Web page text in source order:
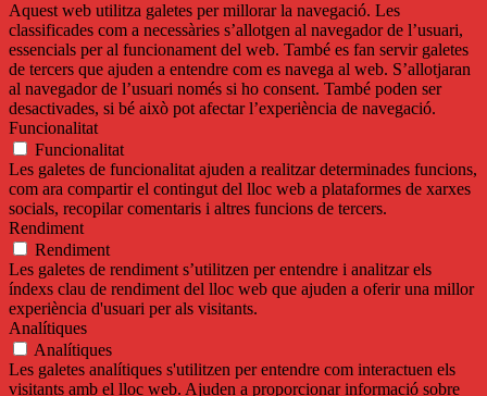
Aquest web utilitza galetes per millorar la navegació. Les
classificades com a necessàries s’allotgen al navegador de l’usuari,
essencials per al funcionament del web. També es fan servir galetes
de tercers que ajuden a entendre com es navega al web. S’allotjaran
al navegador de l’usuari només si ho consent. També poden ser
desactivades, si bé això pot afectar l’experiència de navegació.
Funcionalitat
Funcionalitat
Les galetes de funcionalitat ajuden a realitzar determinades funcions,
com ara compartir el contingut del lloc web a plataformes de xarxes
socials, recopilar comentaris i altres funcions de tercers.
Rendiment
Rendiment
Les galetes de rendiment s’utilitzen per entendre i analitzar els
índexs clau de rendiment del lloc web que ajuden a oferir una millor
experiència d'usuari per als visitants.
Analítiques
Analítiques
Les galetes analítiques s'utilitzen per entendre com interactuen els
visitants amb el lloc web. Ajuden a proporcionar informació sobre